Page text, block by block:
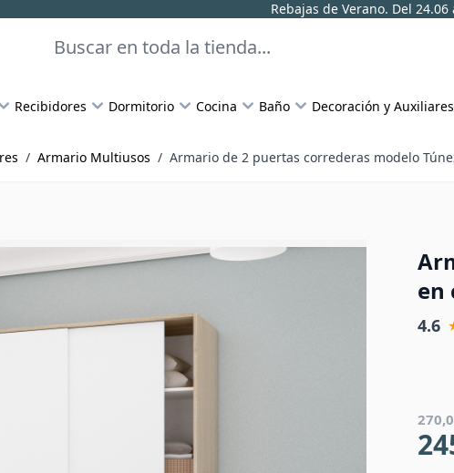
Rebajas de Verano. Del 24.06
Buscar
Recibidores Dormitorio Cocina Baño Decoración y Auxiliares
/ Armario Multiusos / Armario de 2 puertas correderas modelo
en
4.6